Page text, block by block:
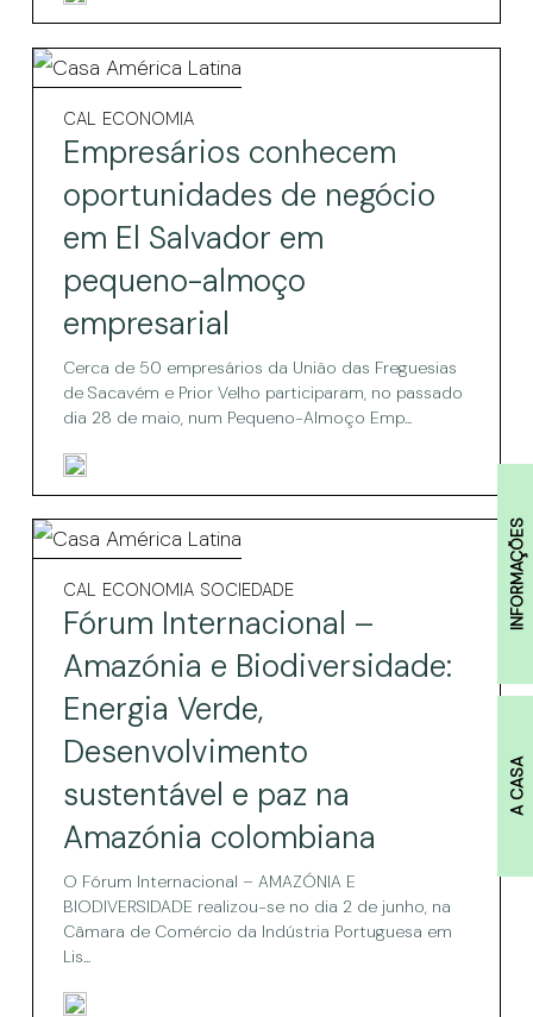
INFORMAÇÕES
A CASA
Venezuela
Empresários
oportunidades
negócio
Salvador
pequeno-
almoço
empresarial
Empresários
conhecem
oportunidades
de
negócio
em
Salvador
em
pequeno-
empresarial
CAL ECONOMIA
Empresários conhecem
oportunidades de negócio
em El Salvador em
pequeno-almoço
empresarial
Cerca de 50 empresários da União das Freguesias
de Sacavém e Prior Velho participaram, no passado
dia 28 de maio, num Pequeno-Almoço Emp...
Fórum
Internacional
Amazónia
Biodiversidade:
Energia
Verde,
Desenvolvimento
sustentável
paz
Fórum
Internacional
–
Amazónia
e
Biodiversidade:
Energia
Verde,
Desenvolvimento
sustentável
e
paz
na
Amazónia
colombiana
CAL ECONOMIA SOCIEDADE
Fórum Internacional –
Amazónia e Biodiversidade:
Energia Verde,
Desenvolvimento
sustentável e paz na
Amazónia colombiana
O Fórum Internacional – AMAZÓNIA E
BIODIVERSIDADE realizou-se no dia 2 de junho, na
Câmara de Comércio da Indústria Portuguesa em
Lis...